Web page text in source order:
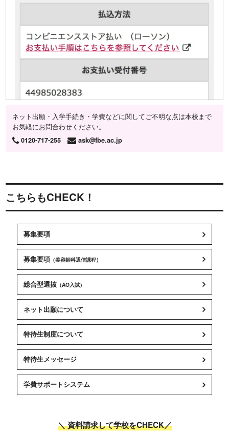
ネット出願・入学手続き・学費などに関してご不明な点は本校まで
お気軽にお問合わせください。
0120-717-255 ask@fbe.ac.jp
こちらもCHECK！
募集要項
募集要項 （美容師科通信課程）
総合型選抜 （AO入試）
ネット出願について
特待生制度について
特待生メッセージ
学費サポートシステム
＼ 資料請求して学校をCHECK／